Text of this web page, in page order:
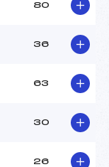
80
36
63
30
26